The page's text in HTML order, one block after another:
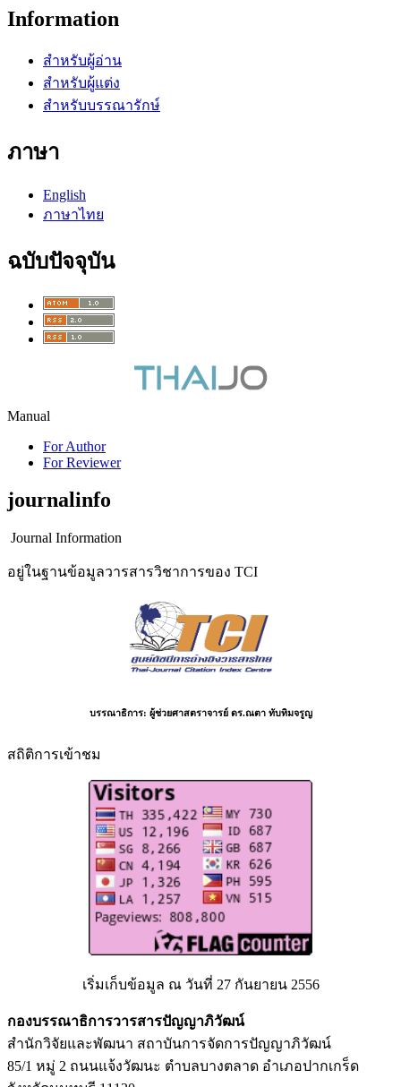
Information
สำหรับผู้อ่าน
สำหรับผู้แต่ง
สำหรับบรรณารักษ์
ภาษา
English
ภาษาไทย
ฉบับปัจจุบัน
Manual
For Author
For Reviewer
journalinfo
Journal Information
อยู่ในฐานข้อมูลวารสารวิชาการของ TCI
บรรณาธิการ: ผู้ช่วยศาสตราจารย์ ดร.ณตา ทับทิมจรูญ
สถิติการเข้าชม
เริ่มเก็บข้อมูล ณ วันที่ 27 กันยายน 2556
กองบรรณาธิการวารสารปัญญาภิวัฒน์
สำนักวิจัยและพัฒนา สถาบันการจัดการปัญญาภิวัฒน์
85/1 หมู่ 2 ถนนแจ้งวัฒนะ ตำบลบางตลาด อำเภอปากเกร็ด